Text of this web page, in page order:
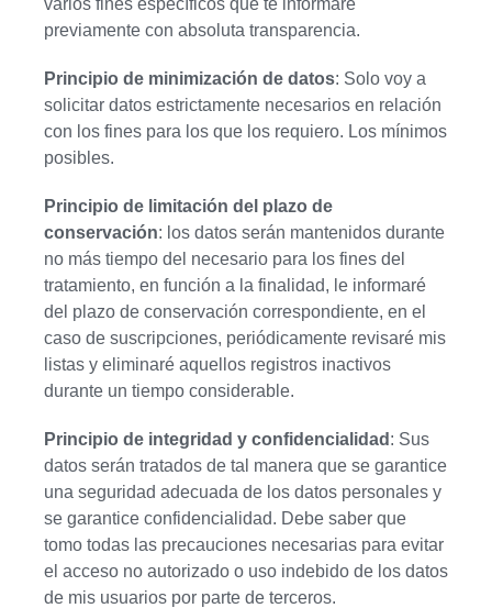
varios fines específicos que te informaré
previamente con absoluta transparencia.
Principio de minimización de datos: Solo voy a
solicitar datos estrictamente necesarios en relación
con los fines para los que los requiero. Los mínimos
posibles.
Principio de limitación del plazo de
conservación: los datos serán mantenidos durante
no más tiempo del necesario para los fines del
tratamiento, en función a la finalidad, le informaré
del plazo de conservación correspondiente, en el
caso de suscripciones, periódicamente revisaré mis
listas y eliminaré aquellos registros inactivos
durante un tiempo considerable.
Principio de integridad y confidencialidad : Sus
datos serán tratados de tal manera que se garantice
una seguridad adecuada de los datos personales y
se garantice confidencialidad. Debe saber que
tomo todas las precauciones necesarias para evitar
el acceso no autorizado o uso indebido de los datos
de mis usuarios por parte de terceros.